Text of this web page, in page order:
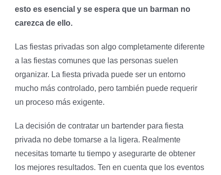
esto es esencial y se espera que un barman no
carezca de ello.
Las fiestas privadas son algo completamente diferente
a las fiestas comunes que las personas suelen
organizar. La fiesta privada puede ser un entorno
mucho más controlado, pero también puede requerir
un proceso más exigente.
La decisión de contratar un bartender para fiesta
privada no debe tomarse a la ligera. Realmente
necesitas tomarte tu tiempo y asegurarte de obtener
los mejores resultados. Ten en cuenta que los eventos